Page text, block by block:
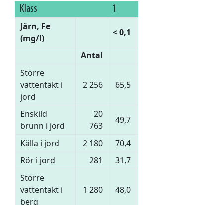
Klass 1
Järn, Fe
(mg/l)
< 0,1
Antal
Större
vattentäkt i
jord
2 256 65,5
Enskild
brunn i jord
20
763
49,7
Källa i jord 2 180 70,4
Rör i jord
281 31,7
Större
vattentäkt i
berg
1 280 48,0